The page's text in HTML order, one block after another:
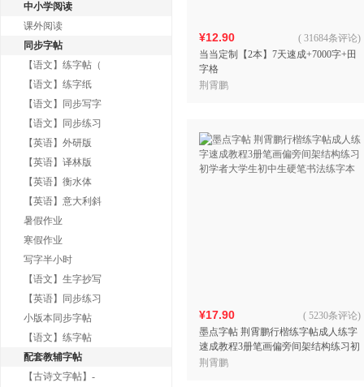
中小学阅读
课外阅读
同步字帖
【语文】练字帖（
【语文】练字纸
【语文】同步写字
【语文】同步练习
【英语】外研版
【英语】译林版
【英语】衡水体
【英语】意大利斜
暑假作业
寒假作业
写字半小时
【语文】生字抄写
【英语】同步练习
小版本同步字帖
【语文】练字帖
配套教辅字帖
【古诗文字帖】-
¥12.90
当当定制【2本】7天速成+7000字+田
字格
( 31684条评论)
荆霄鹏
¥17.90
墨点字帖 荆霄鹏行楷练字帖成人练字
速成教程3册笔画偏旁间架结构练习初
学者大学生初中生硬笔书法练字本
( 5230条评论)
荆霄鹏